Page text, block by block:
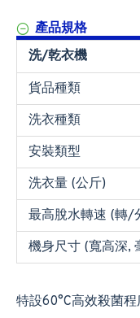
產品規格
洗/乾衣機
貨品種類
洗衣種類
安裝類型
洗衣量 (公斤)
最高脫水轉速 (轉/
機身尺寸 (寬高深,
特設60°C高效殺菌